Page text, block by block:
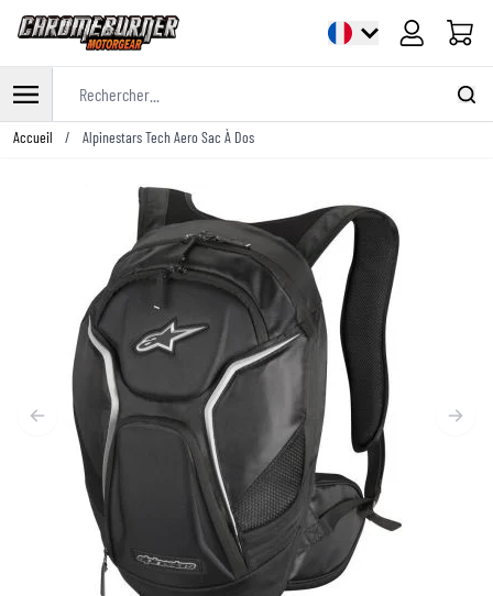
Panier
Allez au contenu
Accueil / Alpinestars Tech Aero Sac À Dos